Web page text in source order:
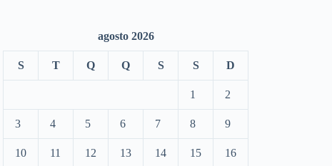
agosto 2026
S T Q Q S S D
1 2
3 4 5 6 7 8 9
10 11 12 13 14 15 16